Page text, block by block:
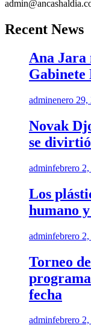
Recent News
Ana Jara
adminenero 29,
Novak
se divirtió
adminfebrero
Los
humano
adminfebrero
Torneo
fecha
adminfebrero